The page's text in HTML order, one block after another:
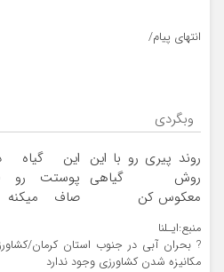
انتهای پیام/
وبگردی
روند پیری رو با این
روش گیاهی
معکوس کن
این گیاه
پوستت رو
صاف میکنه
🔥
منبع:ایـلنا
? بحران آبی در جنوب استان کرمان/
مکانیزه شدن کشاورزی وجود ندارد